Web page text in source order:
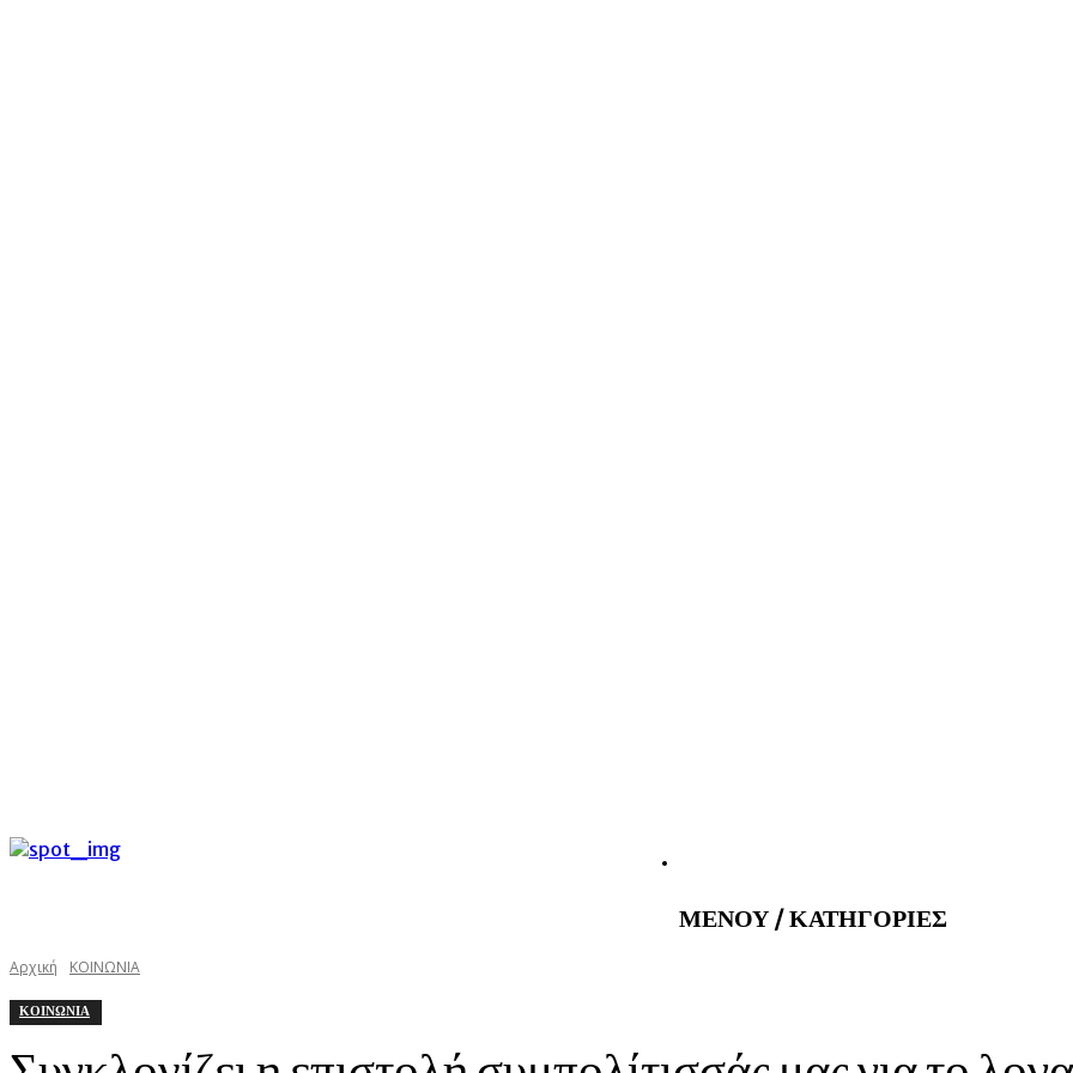
ΜΕΝΟΥ / ΚΑΤΗΓΟΡΙΕΣ
Αρχική ΚΟΙΝΩΝΙΑ
ΚΟΙΝΩΝΙΑ